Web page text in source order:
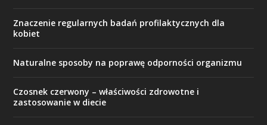
Znaczenie regularnych badań profilaktycznych dla
kobiet
Naturalne sposoby na poprawę odporności organizmu
Czosnek czerwony – właściwości zdrowotne i
zastosowanie w diecie